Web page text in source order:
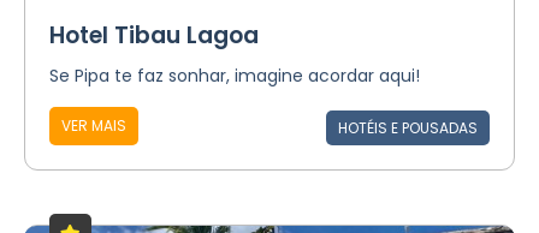
Hotel Tibau Lagoa
Se Pipa te faz sonhar, imagine acordar aqui!
VER MAIS HOTÉIS E POUSADAS